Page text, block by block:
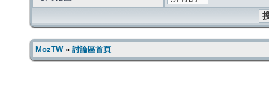
MozTW» 討論區首頁